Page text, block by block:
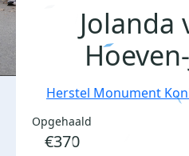
Jolanda
Herstel Monument
Opgehaald
€370